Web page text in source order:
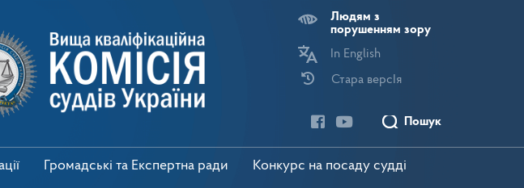
Людям з
порушенням зору
In English
Стара версІя
Пошук
Громадські та Експертна ради Конкурс на посаду судді